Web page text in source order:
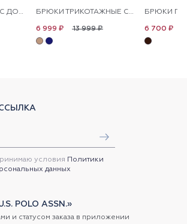
БРЮКИ ШИРОКИЕ С ДОБАВЛЕНИЕМ ЛЬНА НА КУЛИСКЕ БРЮКИ ТРИКОТАЖНЫЕ СО СТРЕЛКАМИ
13 999 ₽
6 999 ₽ 6 700 ₽
условия Политики
данных
POLO ASSN.»
и статусом заказа в приложении